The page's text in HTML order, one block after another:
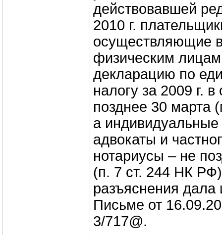
действовавшей
2010 г.
осуществляющие
физическим
декларацию по
налогу за 2009 г.
позднее 30 марта
а
адвокаты и
нотариусы – не
(п. 7 ст. 244 НК
разъяснения
Письме от
3/717@.